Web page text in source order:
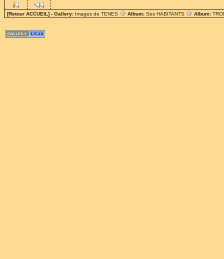
[Retour ACCUEIL] - Gallery: Images de TENES Album: Ses HABITANTS Album: